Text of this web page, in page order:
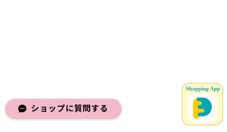
ショップに質問する